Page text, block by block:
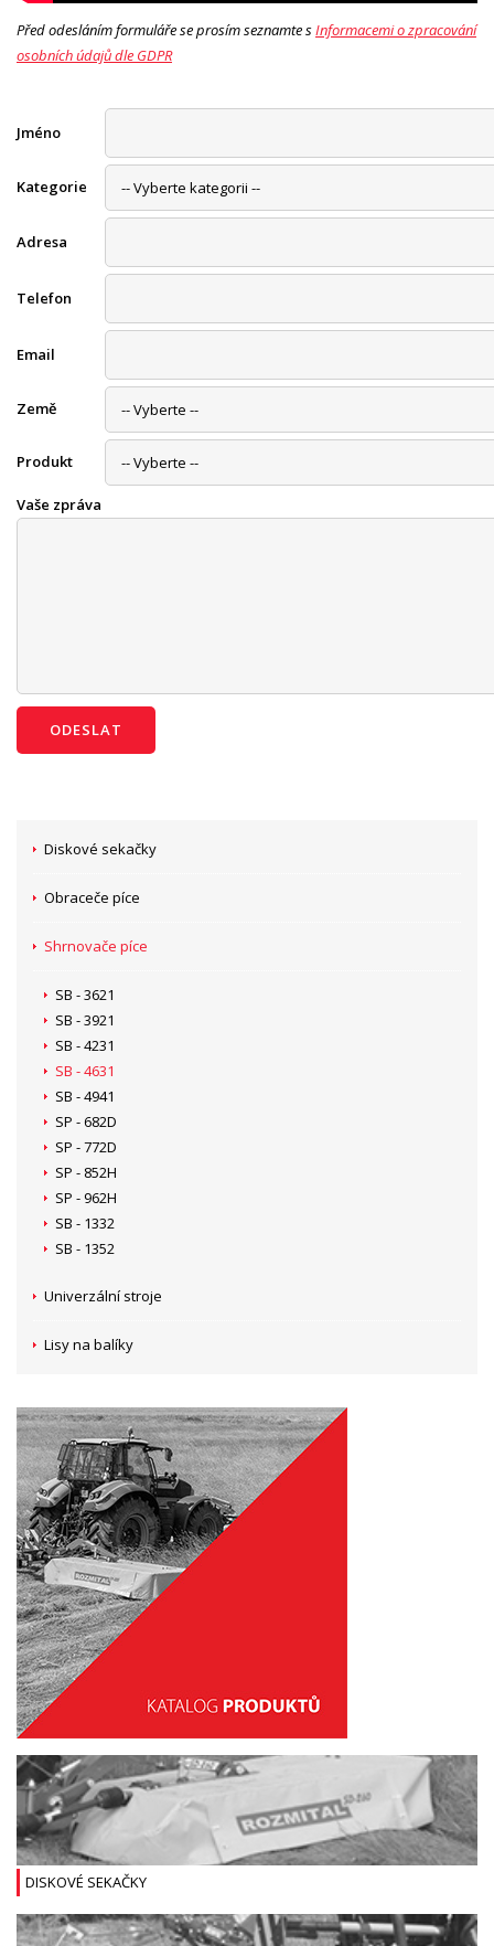
Před odesláním formuláře se prosím seznamte sInformacemi o zpracování
osobních údajů dle GDPR
Jméno
Kategorie
Adresa
Telefon
Email
Země
Produkt
Vaše zpráva
Diskové sekačky
Obraceče píce
Shrnovače píce
SB - 3621
SB - 3921
SB - 4231
SB - 4631
SB - 4941
SP - 682D
SP - 772D
SP - 852H
SP - 962H
SB - 1332
SB - 1352
Univerzální stroje
Lisy na balíky
DISKOVÉ SEKAČKY